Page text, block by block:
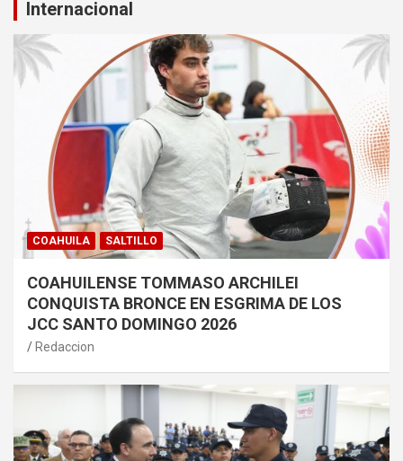
Internacional
COAHUILA SALTILLO
COAHUILENSE TOMMASO ARCHILEI
CONQUISTA BRONCE EN ESGRIMA DE LOS
JCC SANTO DOMINGO 2026
Redaccion